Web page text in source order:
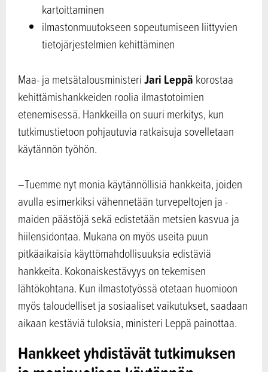
kartoittaminen
ilmastonmuutokseen sopeutumiseen liittyvien
tietojärjestelmien kehittäminen
Maa- ja metsätalousministeriJari Leppä korostaa
kehittämishankkeiden roolia ilmastotoimien
etenemisessä. Hankkeilla on suuri merkitys, kun
tutkimustietoon pohjautuvia ratkaisuja sovelletaan
käytännön työhön.
–Tuemme nyt monia käytännöllisiä hankkeita, joiden
avulla esimerkiksi vähennetään turvepeltojen ja -
maiden päästöjä sekä edistetään metsien kasvua ja
hiilensidontaa. Mukana on myös useita puun
pitkäaikaisia käyttömahdollisuuksia edistäviä
hankkeita. Kokonaiskestävyys on tekemisen
lähtökohtana. Kun ilmastotyössä otetaan huomioon
myös taloudelliset ja sosiaaliset vaikutukset, saadaan
aikaan kestäviä tuloksia, ministeri Leppä painottaa.
Hankkeet yhdistävät tutkimuksen